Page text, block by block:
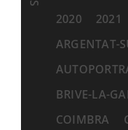
2020
2021
ARGENTAT-
BRIVE-LA-
COIMBRA